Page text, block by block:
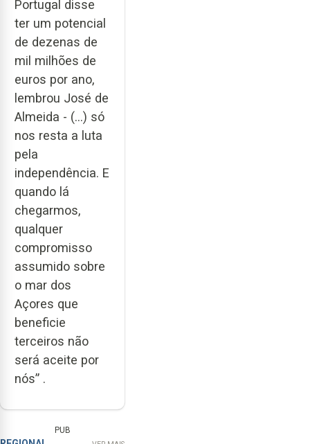
Portugal disse
ter um potencial
de dezenas de
mil milhões de
euros por ano,
lembrou José de
Almeida - (...) só
nos resta a luta
pela
independência. E
quando lá
chegarmos,
qualquer
compromisso
assumido sobre
o mar dos
Açores que
beneficie
terceiros não
será aceite por
nós” .
PUB